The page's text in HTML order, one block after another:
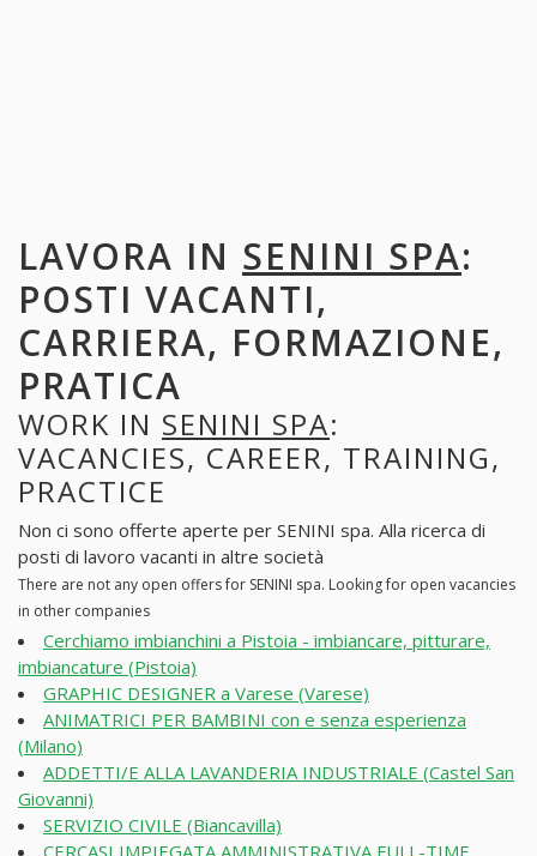
LAVORA IN SENINI SPA:
POSTI VACANTI,
CARRIERA, FORMAZIONE,
PRATICA
WORK IN SENINI SPA:
VACANCIES, CAREER, TRAINING,
PRACTICE
Non ci sono offerte aperte per SENINI spa. Alla ricerca di
posti di lavoro vacanti in altre società
There are not any open offers for SENINI spa. Looking for open vacancies
in other companies
Cerchiamo imbianchini a Pistoia - imbiancare, pitturare,
imbiancature (Pistoia)
GRAPHIC DESIGNER a Varese (Varese)
ANIMATRICI PER BAMBINI con e senza esperienza
(Milano)
ADDETTI/E ALLA LAVANDERIA INDUSTRIALE (Castel San
Giovanni)
SERVIZIO CIVILE (Biancavilla)